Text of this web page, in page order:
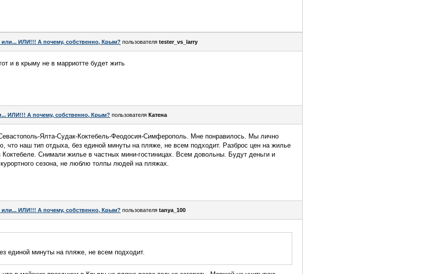
ИЛИ!!! А почему, собственно, Крым? пользователя tester_vs_larry
и в крыму не в марриотте будет жить
ИЛИ!!! А почему, собственно, Крым? пользователя Катена
Ялта-Судак-Коктебель-Феодосия-Симферополь. Мне понравилось. Мы лично
что наш тип отдыха, без единой минуты на пляже, не всем подходит. Разброс цен на жилье
Коктебеле. Снимали жилье в частных мини-гостиницах. Всем довольны. Будут деньги и
сезона, не люблю толпы людей на пляжах.
ИЛИ!!! А почему, собственно, Крым? пользователя tanya_100
единой минуты на пляже, не всем подходит.